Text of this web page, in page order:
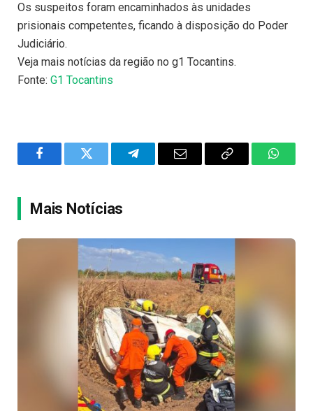
Os suspeitos foram encaminhados às unidades
prisionais competentes, ficando à disposição do Poder
Judiciário.
Veja mais notícias da região no g1 Tocantins.
Fonte: G1 Tocantins
FacebookTwitter TelegramEmail
Copy
Mais Notícias